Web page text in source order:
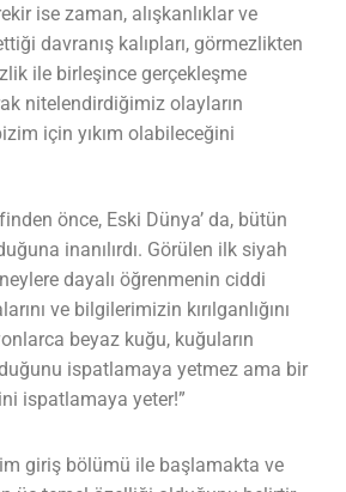
ise zaman, alışkanlıklar ve
davranış kalıpları, görmezlikten
ile birleşince gerçekleşme
nitelendirdiğimiz olayların
için yıkım olabileceğini
önce, Eski Dünya’ da, bütün
inanılırdı. Görülen ilk siyah
dayalı öğrenmenin ciddi
ve bilgilerimizin kırılganlığını
beyaz kuğu, kuğuların
ispatlamaya yetmez ama bir
ispatlamaya yeter!”
giriş bölümü ile başlamakta ve